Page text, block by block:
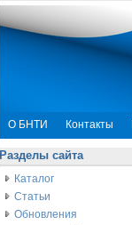
О БНТИ Контакты
Разделы сайта
Каталог
Статьи
Обновления